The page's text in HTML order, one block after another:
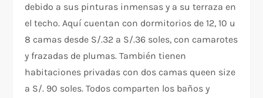
debido a sus pinturas inmensas y a su terraza en
el techo. Aquí cuentan con dormitorios de 12, 10 u
8 camas desde S/.32 a S/.36 soles, con camarotes
y frazadas de plumas. También tienen
habitaciones privadas con dos camas queen size
a S/. 90 soles. Todos comparten los baños y